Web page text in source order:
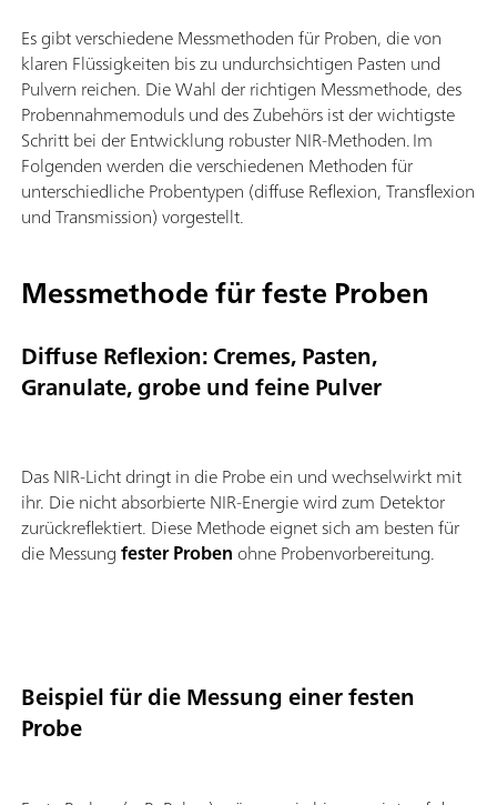
Es gibt verschiedene Messmethoden für Proben, die von
klaren Flüssigkeiten bis zu undurchsichtigen Pasten und
Pulvern reichen. Die Wahl der richtigen Messmethode, des
Probennahmemoduls und des Zubehörs ist der wichtigste
Schritt bei der Entwicklung robuster NIR-Methoden. Im
Folgenden werden die verschiedenen Methoden für
unterschiedliche Probentypen (diffuse Reflexion, Transflexion
und Transmission) vorgestellt.
Messmethode für feste Proben
Diffuse Reflexion: Cremes, Pasten,
Granulate, grobe und feine Pulver
Das NIR-Licht dringt in die Probe ein und wechselwirkt mit
ihr. Die nicht absorbierte NIR-Energie wird zum Detektor
zurückreflektiert. Diese Methode eignet sich am besten für
die Messungfester Proben ohne Probenvorbereitung.
Beispiel für die Messung einer festen
Probe